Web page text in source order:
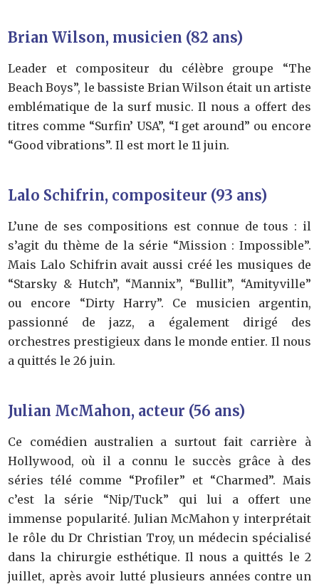
Brian Wilson, musicien (82 ans)
Leader et compositeur du célèbre groupe “The
Beach Boys”, le bassiste Brian Wilson était un artiste
emblématique de la surf music. Il nous a offert des
titres comme “Surfin’ USA”, “I get around” ou encore
“Good vibrations”. Il est mort le 11 juin.
Lalo Schifrin, compositeur (93 ans)
L’une de ses compositions est connue de tous : il
s’agit du thème de la série “Mission : Impossible”.
Mais Lalo Schifrin avait aussi créé les musiques de
“Starsky & Hutch”, “Mannix”, “Bullit”, “Amityville”
ou encore “Dirty Harry”. Ce musicien argentin,
passionné de jazz, a également dirigé des
orchestres prestigieux dans le monde entier. Il nous
a quittés le 26 juin.
Julian McMahon, acteur (56 ans)
Ce comédien australien a surtout fait carrière à
Hollywood, où il a connu le succès grâce à des
séries télé comme “Profiler” et “Charmed”. Mais
c’est la série “Nip/Tuck” qui lui a offert une
immense popularité. Julian McMahon y interprétait
le rôle du Dr Christian Troy, un médecin spécialisé
dans la chirurgie esthétique. Il nous a quittés le 2
juillet, après avoir lutté plusieurs années contre un